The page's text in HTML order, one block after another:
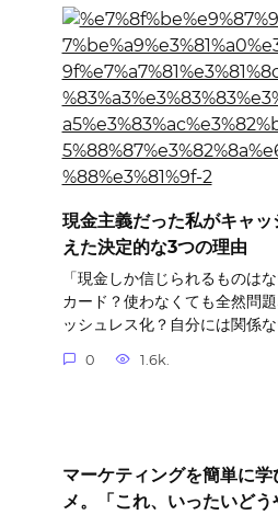
現金主義だった私がキャ
えた決定的な3つの理由
「現金しか信じられるものは
カード？使わなくても全然問
ッシュレス化？自分には関係な
0 1.6k.
マーケティングを簡単に
メ。「これ、いったいど